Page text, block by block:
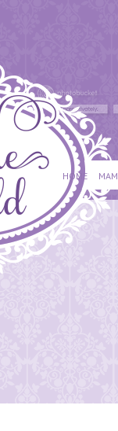
HOME